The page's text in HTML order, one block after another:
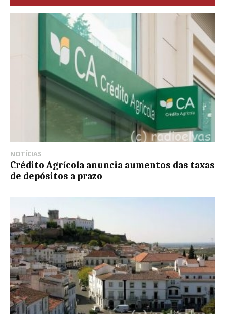
NOTÍCIAS
Crédito Agrícola anuncia aumentos das taxas
de depósitos a prazo